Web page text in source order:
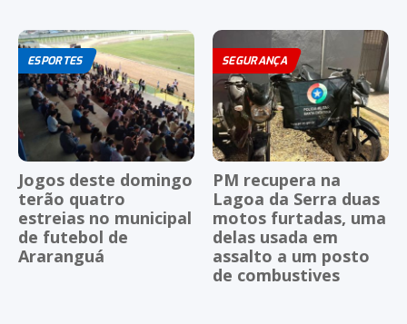
ESPORTES
Jogos deste domingo
terão quatro
estreias no municipal
de futebol de
Araranguá
SEGURANÇA
PM recupera na
Lagoa da Serra duas
motos furtadas, uma
delas usada em
assalto a um posto
de combustives